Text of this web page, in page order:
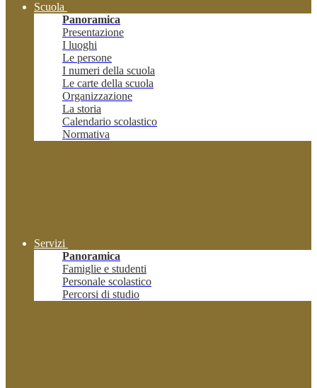
Scuola
Panoramica
Presentazione
I luoghi
Le persone
I numeri della scuola
Le carte della scuola
Organizzazione
La storia
Calendario scolastico
Normativa
Servizi
Panoramica
Famiglie e studenti
Personale scolastico
Percorsi di studio